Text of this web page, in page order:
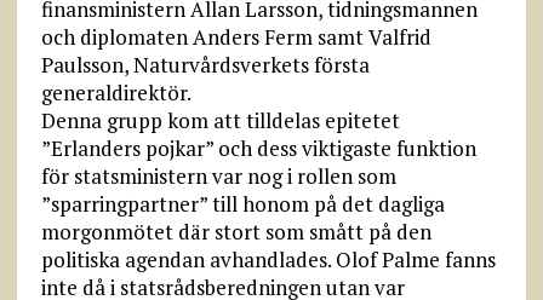
finansministern Allan Larsson, tidningsmannen
och diplomaten Anders Ferm samt Valfrid
Paulsson, Naturvårdsverkets första
generaldirektör.
Denna grupp kom att tilldelas epitetet
”Erlanders pojkar” och dess viktigaste funktion
för statsministern var nog i rollen som
”sparringpartner” till honom på det dagliga
morgonmötet där stort som smått på den
politiska agendan avhandlades. Olof Palme fanns
inte då i statsrådsberedningen utan var